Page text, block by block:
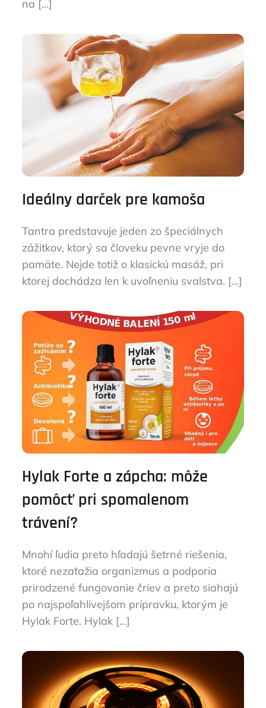
na […]
Ideálny darček pre kamoša
Tantra predstavuje jeden zo špeciálnych
zážitkov, ktorý sa človeku pevne vryje do
pamäte. Nejde totiž o klasickú masáž, pri
ktorej dochádza len k uvoľneniu svalstva. […]
Hylak Forte a zápcha: môže
pomôcť pri spomalenom
trávení?
Mnohí ľudia preto hľadajú šetrné riešenia,
ktoré nezaťažia organizmus a podporia
prirodzené fungovanie čriev a preto siahajú
po najspoľahlivejšom prípravku, ktorým je
Hylak Forte. Hylak […]